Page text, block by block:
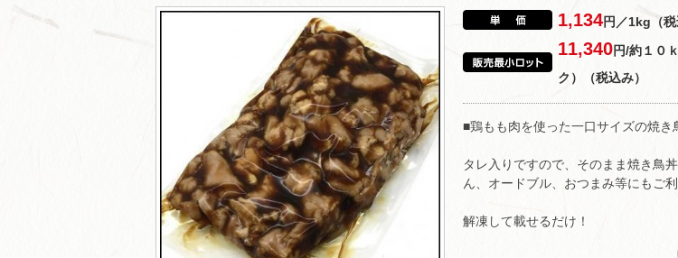
1,134円／1kg（税
11,340円/約１０
ク）（税込み）
■鶏もも肉を使った一口サイズの焼き
タレ入りですので、そのまま焼き鳥
ん、オードブル、おつまみ等にもご利
解凍して載せるだけ！